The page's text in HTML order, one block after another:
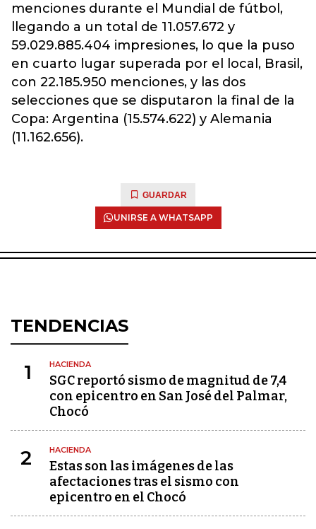
menciones durante el Mundial de fútbol,
llegando a un total de 11.057.672 y
59.029.885.404 impresiones, lo que la puso
en cuarto lugar superada por el local, Brasil,
con 22.185.950 menciones, y las dos
selecciones que se disputaron la final de la
Copa: Argentina (15.574.622) y Alemania
(11.162.656).
GUARDAR
UNIRSE A WHATSAPP
TENDENCIAS
1 HACIENDA
SGC reportó sismo de magnitud de 7,4
con epicentro en San José del Palmar,
Chocó
2 HACIENDA
Estas son las imágenes de las
afectaciones tras el sismo con
epicentro en el Chocó